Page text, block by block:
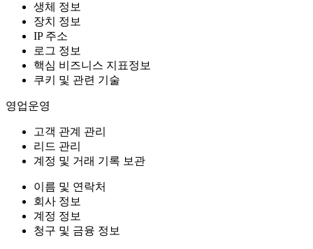
생체 정보
장치 정보
IP 주소
로그 정보
핵심 비즈니스 지표정보
쿠키 및 관련 기술
영업운영
고객 관계 관리
리드 관리
계정 및 거래 기록 보관
이름 및 연락처
회사 정보
계정 정보
청구 및 금융 정보